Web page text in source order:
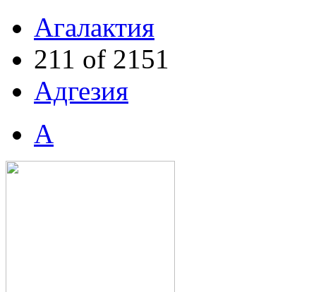
Агалактия
211 of 2151
Адгезия
А